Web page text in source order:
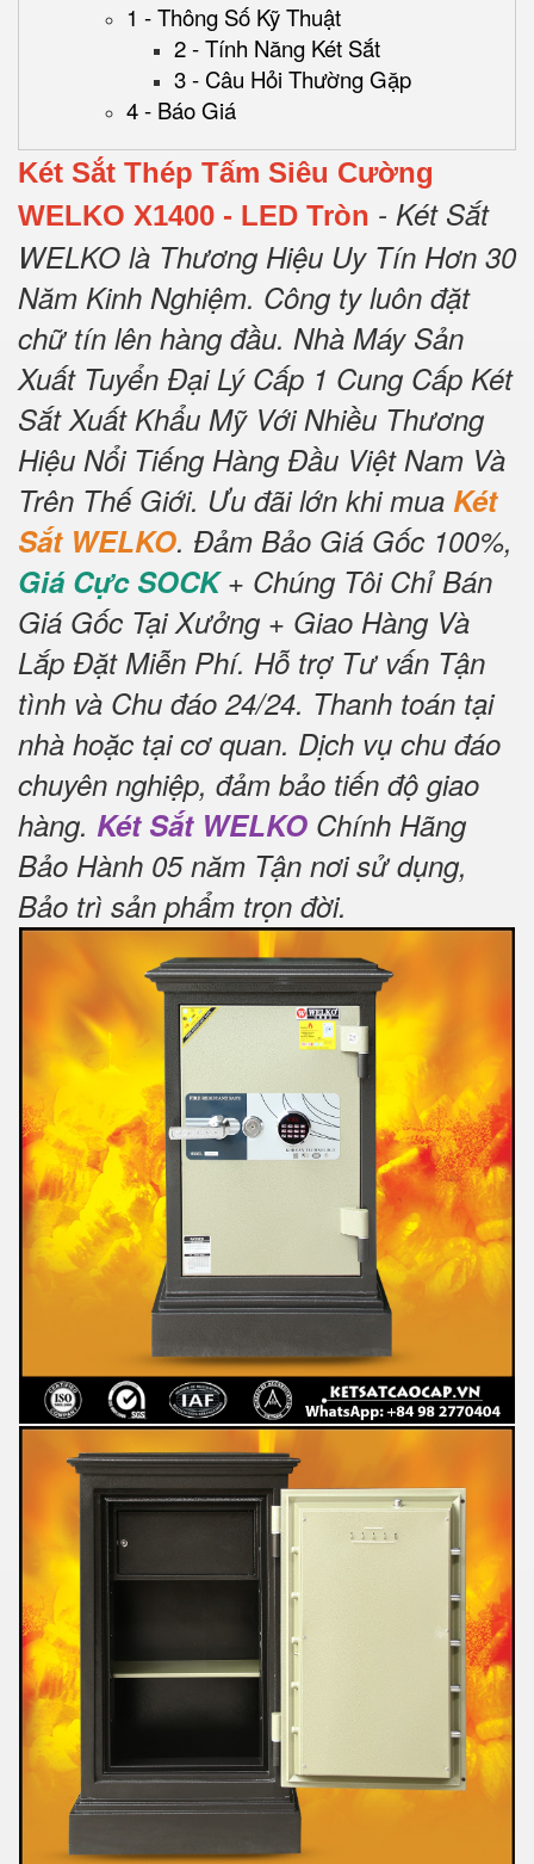
1 - Thông Số Kỹ Thuật
2 - Tính Năng Két Sắt
3 - Câu Hỏi Thường Gặp
4 - Báo Giá
Két Sắt Thép Tấm Siêu Cường
WELKO X1400 - LED Tròn - Két Sắt
WELKO là Thương Hiệu Uy Tín Hơn 30
Năm Kinh Nghiệm. Công ty luôn đặt
chữ tín lên hàng đầu. Nhà Máy Sản
Xuất Tuyển Đại Lý Cấp 1 Cung Cấp Két
Sắt Xuất Khẩu Mỹ Với Nhiều Thương
Hiệu Nổi Tiếng Hàng Đầu Việt Nam Và
Trên Thế Giới. Ưu đãi lớn khi mua Két
Sắt WELKO. Đảm Bảo Giá Gốc 100%,
Giá Cực SOCK+ Chúng Tôi Chỉ Bán
Giá Gốc Tại Xưởng + Giao Hàng Và
Lắp Đặt Miễn Phí. Hỗ trợ Tư vấn Tận
tình và Chu đáo 24/24. Thanh toán tại
nhà hoặc tại cơ quan. Dịch vụ chu đáo
chuyên nghiệp, đảm bảo tiến độ giao
hàng. Két Sắt WELKO Chính Hãng
Bảo Hành 05 năm Tận nơi sử dụng,
Bảo trì sản phẩm trọn đời.